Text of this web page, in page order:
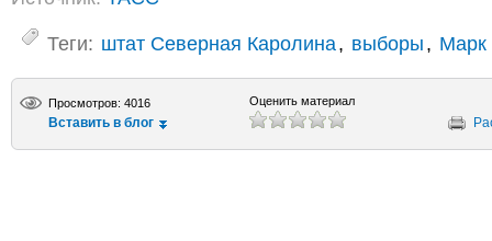
Теги: штат Северная Каролина, выборы,
Просмотров: 4016
Вставить в блог
Оценить материал